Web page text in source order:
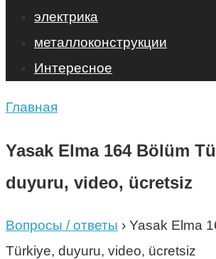
электрика
металлоконструкции
Интересное
Главная
Yasak Elma 164 Bölüm
duyuru, video, ücretsiz
Вопросы / ответы › Yasak Elma
Türkiye, duyuru, video, ücretsiz